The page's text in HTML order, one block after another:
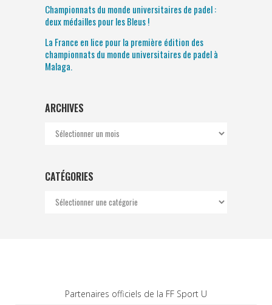
Championnats du monde universitaires de padel :
deux médailles pour les Bleus !
La France en lice pour la première édition des
championnats du monde universitaires de padel à
Malaga.
ARCHIVES
Archives
CATÉGORIES
Catégories
Partenaires officiels de la FF Sport U